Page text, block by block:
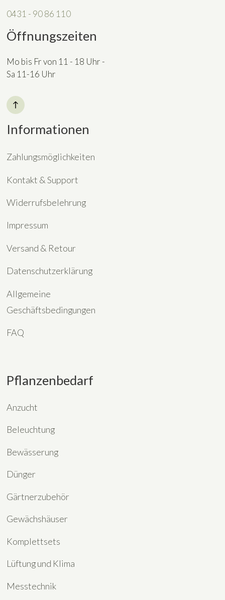
0431 - 90 86 110
Öffnungszeiten
Mo bis Fr von 11 - 18 Uhr -
Sa 11-16 Uhr
Informationen
Zahlungsmöglichkeiten
Kontakt & Support
Widerrufsbelehrung
Impressum
Versand & Retour
Datenschutzerklärung
Allgemeine
Geschäftsbedingungen
FAQ
Pflanzenbedarf
Anzucht
Beleuchtung
Bewässerung
Dünger
Gärtnerzubehör
Gewächshäuser
Komplettsets
Lüftung und Klima
Messtechnik